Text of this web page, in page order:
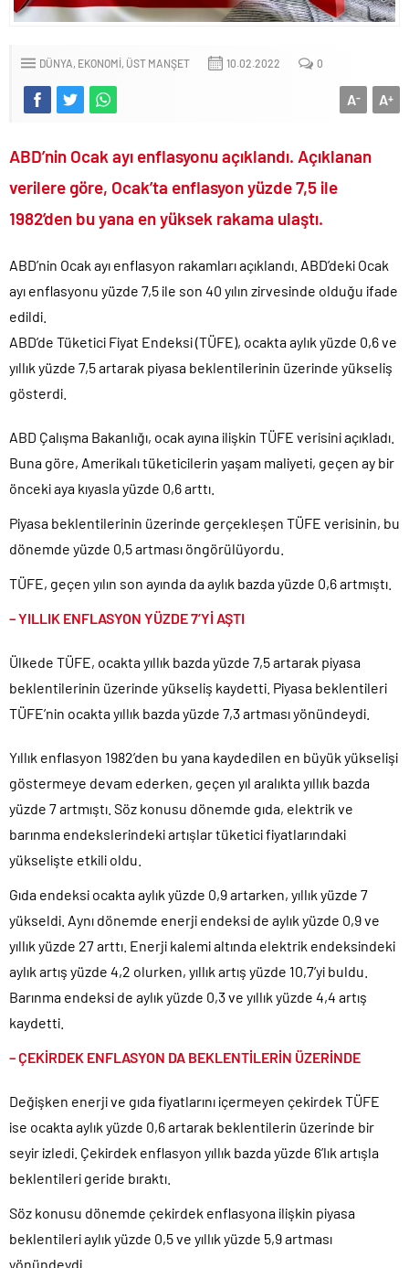
CHP’li Erdal Beşikçioğlu’nun uyuşturucu testi pozitif çıktı!.
vermeye başladı!.
ABD’de de 25 eyalet Trump yönetimine karşı dava açtı!.
Brent petrol çakıldı!.
görevden uzaklaştırıldı!.
İngilizler 12. adamları Özgür Özel’i hazırlama telâşına düştü!.
Uğur Mumcu dosyası 33 yıl sonra yeniden açılıyor..
açıklaması..
Denize döktüğümüz(!) Yunanların ekonomisini şaha kaldırdık!.
TÜİK sipariş enflasyon oranlarını açıkladı!.
TÜİK kira zam oranını yüzde 31 olarak açıkladı..
Etimesgut Belediye Başkanı Erdal Beşikçioğlu hakkında
tutuklama talebi..
sosyal medyadan öğrendi..
Günlerdir İran’a tehditler savurarak atıp tutan Trump yine kıvırdı!.
Merkez Bankası’ndan Kripto Varlık Merkezi Kayıt Sistemi’ne onay..
CHP’den AK Parti’ye geçen Tuzla Belediye Başkanı’ndan ilk
CHP içindeki Rüşvet, Yolsuzluk, Hırsızlık ve baskı skandalları
gündemden düşmüyor!.
geçiyor..
Parti dün kuruldu il başkanı bugün rüşvetten gözaltına alındı!.
DÜNYA EKONOMİ ÜST MANŞET 10.02.2022 0
A+
A-
ABD’nin Ocak ayı enflasyonu açıklandı. Açıklanan
verilere göre, Ocak’ta enflasyon yüzde 7,5 ile
1982’den bu yana en yüksek rakama ulaştı.
ABD’nin Ocak ayı enflasyon rakamları açıklandı. ABD’deki Ocak
ayı enflasyonu yüzde 7,5 ile son 40 yılın zirvesinde olduğu ifade
edildi.
ABD’de Tüketici Fiyat Endeksi (TÜFE), ocakta aylık yüzde 0,6 ve
yıllık yüzde 7,5 artarak piyasa beklentilerinin üzerinde yükseliş
gösterdi.
ABD Çalışma Bakanlığı, ocak ayına ilişkin TÜFE verisini açıkladı.
Buna göre, Amerikalı tüketicilerin yaşam maliyeti, geçen ay bir
önceki aya kıyasla yüzde 0,6 arttı.
Piyasa beklentilerinin üzerinde gerçekleşen TÜFE verisinin, bu
dönemde yüzde 0,5 artması öngörülüyordu.
TÜFE, geçen yılın son ayında da aylık bazda yüzde 0,6 artmıştı.
– YILLIK ENFLASYON YÜZDE 7’Yİ AŞTI
Ülkede TÜFE, ocakta yıllık bazda yüzde 7,5 artarak piyasa
beklentilerinin üzerinde yükseliş kaydetti. Piyasa beklentileri
TÜFE’nin ocakta yıllık bazda yüzde 7,3 artması yönündeydi.
Yıllık enflasyon 1982’den bu yana kaydedilen en büyük yükselişi
göstermeye devam ederken, geçen yıl aralıkta yıllık bazda
yüzde 7 artmıştı. Söz konusu dönemde gıda, elektrik ve
barınma endekslerindeki artışlar tüketici fiyatlarındaki
yükselişte etkili oldu.
Gıda endeksi ocakta aylık yüzde 0,9 artarken, yıllık yüzde 7
yükseldi. Aynı dönemde enerji endeksi de aylık yüzde 0,9 ve
yıllık yüzde 27 arttı. Enerji kalemi altında elektrik endeksindeki
aylık artış yüzde 4,2 olurken, yıllık artış yüzde 10,7’yi buldu.
Barınma endeksi de aylık yüzde 0,3 ve yıllık yüzde 4,4 artış
kaydetti.
– ÇEKİRDEK ENFLASYON DA BEKLENTİLERİN ÜZERİNDE
Değişken enerji ve gıda fiyatlarını içermeyen çekirdek TÜFE
ise ocakta aylık yüzde 0,6 artarak beklentilerin üzerinde bir
seyir izledi. Çekirdek enflasyon yıllık bazda yüzde 6’lık artışla
beklentileri geride bıraktı.
Söz konusu dönemde çekirdek enflasyona ilişkin piyasa
beklentileri aylık yüzde 0,5 ve yıllık yüzde 5,9 artması
yönündeydi.